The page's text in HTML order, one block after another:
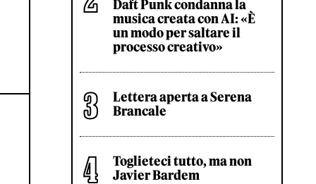
Daft Punk condanna la
musica creata con AI: «È
un modo per saltare il
processo creativo»
Lettera aperta a Serena
Brancale
Toglieteci tutto, ma non
Javier Bardem